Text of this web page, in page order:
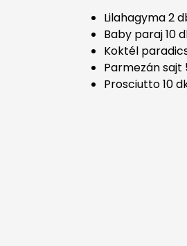
Lilahagyma 2
Baby paraj 10
Koktél
Parmezán sajt
Prosciutto 10